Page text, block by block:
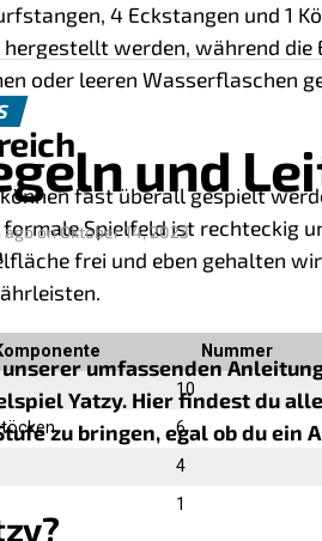
4 Eckstangen und 1
werden, während die
oder leeren Wasserflaschen
fast überall gespielt
Spielfeld ist rechteckig
frei und eben gehalten
Nummer
10
6
4
1
und
agoonOktober 14, 2023
umfassenden
Yatzy. Hier findest du
zu bringen, egal ob du